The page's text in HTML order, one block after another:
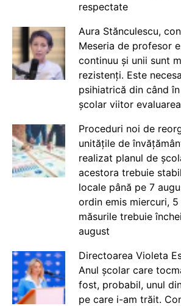
respectate
Aura Stănculescu,
Meseria de profesor
continuu și unii sunt
rezistenți. Este
psihiatrică din când
școlar viitor
Proceduri noi de
unitățile de
realizat planul de
acestora trebuie
locale până pe 7
ordin emis miercuri,
măsurile trebuie
august
Directoarea Violeta
Anul școlar care
fost, probabil, unul
pe care i-am trăit.